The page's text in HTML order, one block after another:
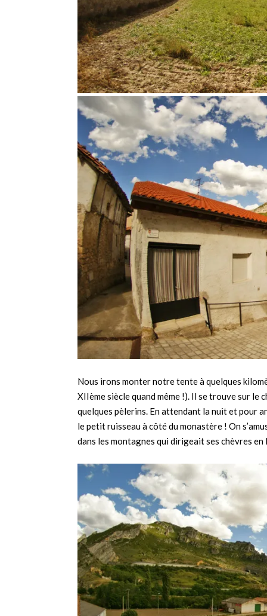
Nous irons monter notre tente à quelques
XIIème siècle quand même !). Il se trouve sur le
quelques pèlerins. En attendant la nuit et pour
le petit ruisseau à côté du monastère ! On
dans les montagnes qui dirigeait ses chèvres